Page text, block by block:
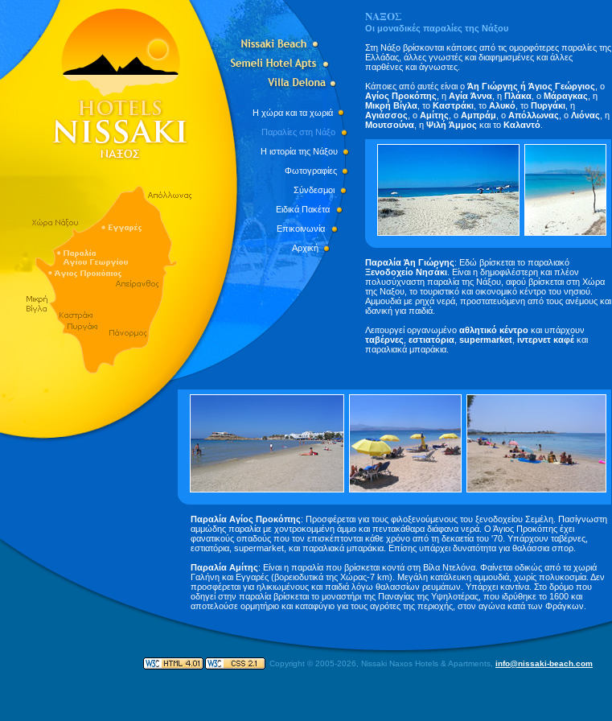
Η χώρα και τα χωριά
Παραλίες στη Νάξο
Η ιστορία της Νάξου
Φωτογραφίες
Σύνδεσμοι
Ειδικά Πακέτα
Επικοινωνία
Αρχική
ΝΑΞΟΣ
Οι μοναδικές παραλίες της Νάξου
Στη Νάξο βρίσκονται κάποιες από τις ομορφότερες παραλίες της
Ελλάδας, άλλες γνωστές και διαφημισμένες και άλλες
παρθένες και άγνωστες.
Κάποιες από αυτές είναι ο Άη Γιώργης ή Άγιος Γεώργιος , ο
Αγίος Προκόπης , η Αγία Άννα , η Πλάκα , ο Μάραγκας , η
Μικρή Βίγλα , το Καστράκι , το Αλυκό , το Πυργάκι , η
Αγιάσσος , ο Αμίτης , ο Αμπράμ , ο Απόλλωνας , ο Λιόνας , η
Μουτσούνα , η Ψιλή Άμμος και το Καλαντό
Παραλία Άη Γιώργης: Εδώ βρίσκεται το παραλιακό
Ξενοδοχείο Νησάκι . Eίναι η δημοφιλέστερη και πλέον
πολυσύχναστη παραλία της Νάξου, αφού βρίσκεται στη Χώρα
της Ναξου, το τουριστικό και οικονομικό κέντρο του νησιού.
Αμμουδιά με ρηχά νερά, προστατευόμενη από τους ανέμους και
ιδανική για παιδιά.
Λειτουργεί οργανωμένο αθλητικό κέντρο και υπάρχουν
ταβέρνες εστιατόρια supermarket ίντερνετ καφέ και
παραλιακά μπαράκια.
Παραλία Αγίος Προκόπης: Προσφέρεται για τους φιλοξενούμενους του ξενοδοχείου Σεμέλη. Πασίγνωστη
αμμώδης παραλία με χοντροκομμένη άμμο και πεντακάθαρα διάφανα νερά. Ο Άγιος Προκόπης έχει
φανατικούς οπαδούς που τον επισκέπτονται κάθε χρόνο από τη δεκαετία του '70. Υπάρχουν ταβέρνες,
εστιατόρια, supermarket, και παραλιακά μπαράκια. Επίσης υπάρχει δυνατότητα για θαλάσσια σπορ.
Παραλία Αμίτης: Είναι η παραλία που βρίσκεται κοντά στη Βίλα Ντελόνα. Φαίνεται οδικώς από τα χωριά
Γαλήνη και Εγγαρές (βορειοδυτικά της Χώρας-7 km). Μεγάλη κατάλευκη αμμουδιά, χωρίς πολυκοσμία. Δεν
προσφέρεται για ηλικιωμένους και παιδιά λόγω θαλασσίων ρευμάτων. Υπάρχει καντίνα. Στο δρόμο που
οδηγεί στην παραλία βρίσκεται το μοναστήρι της Παναγίας της Υψηλοτέρας, που ιδρύθηκε το 1600 και
αποτελούσε ορμητήριο και καταφύγιο για τους αγρότες της περιοχής, στον αγώνα κατά των Φράγκων.
Copyright © 2005-2026, Nissaki Naxos Hotels & Apartments, info@nissaki-beach.com